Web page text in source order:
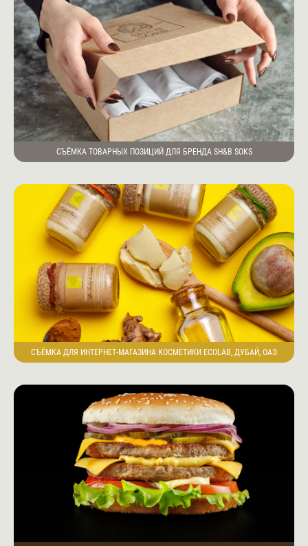
СЪЁМКА ТОВАРНЫХ ПОЗИЦИЙ ДЛЯ БРЕНДА SH&B SOKS
СЪЁМКА ДЛЯ ИНТЕРНЕТ-МАГАЗИНА КОСМЕТИКИ ECOLAB, ДУБАЙ, ОАЭ